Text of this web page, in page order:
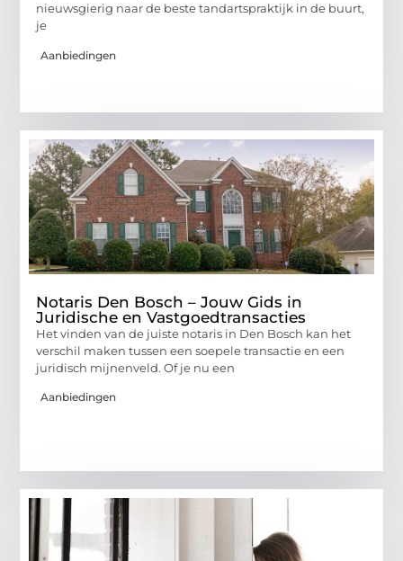
nieuwsgierig naar de beste tandartspraktijk in de buurt,
je
Aanbiedingen
Notaris Den Bosch – Jouw Gids in
Juridische en Vastgoedtransacties
Het vinden van de juiste notaris in Den Bosch kan het
verschil maken tussen een soepele transactie en een
juridisch mijnenveld. Of je nu een
Aanbiedingen